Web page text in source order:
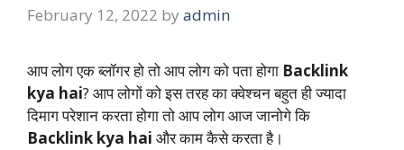
February 12, 2022 by admin
आप लोग एक ब्लॉगर हो तो आप लोग को पता होगा Backlink
kya hai? आप लोगों को इस तरह का क्वेश्चन बहुत ही ज्यादा
दिमाग परेशान करता होगा तो आप लोग आज जानोगे कि
Backlink kya hai और काम कैसे करता है।